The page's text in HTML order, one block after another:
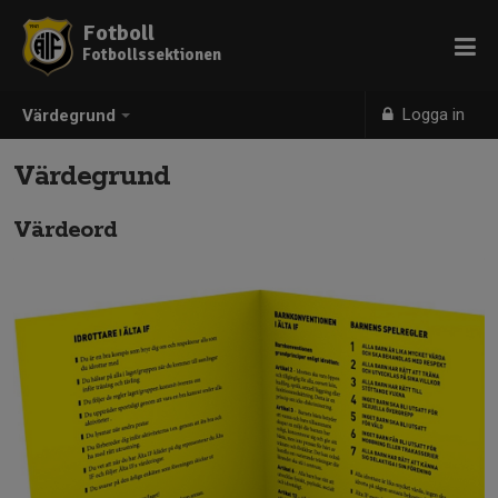
Värdegrund Logga in
Fotboll
Fotbollssektionen
Värdegrund
Värdeord